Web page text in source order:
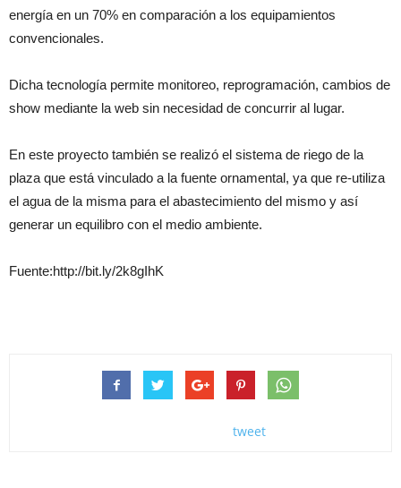
energía en un 70% en comparación a los equipamientos
convencionales.
Dicha tecnología permite monitoreo, reprogramación, cambios de
show mediante la web sin necesidad de concurrir al lugar.
En este proyecto también se realizó el sistema de riego de la
plaza que está vinculado a la fuente ornamental, ya que re-utiliza
el agua de la misma para el abastecimiento del mismo y así
generar un equilibro con el medio ambiente.
Fuente:http://bit.ly/2k8gIhK
tweet